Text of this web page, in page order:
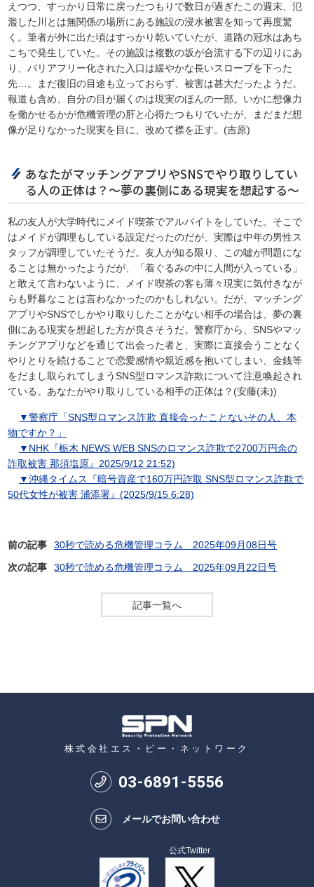
えつつ、すっかり日常に戻ったつもりで数日が過ぎたこの週末、氾
濫した川とは無関係の場所にある施設の浸水被害を知って再度驚
く。筆者が外に出た頃はすっかり乾いていたが、道路の冠水はあち
こちで発生していた。その施設は複数の坂が合流する下の辺りにあ
り、バリアフリー化された入口は緩やかな長いスロープを下った
先…。まだ復旧の目途も立っておらず、被害は甚大だったようだ。
報道も含め、自分の目が届くのは現実のほんの一部。いかに想像力
を働かせるかが危機管理の肝と心得たつもりでいたが、まだまだ想
像が足りなかった現実を目に、改めて襟を正す。(吉原)
あなたがマッチングアプリやSNSでやり取りしてい
る人の正体は？～夢の裏側にある現実を想起する～
私の友人が大学時代にメイド喫茶でアルバイトをしていた。そこで
はメイドが調理もしている設定だったのだが、実際は中年の男性ス
タッフが調理していたそうだ。友人が知る限り、この嘘が問題にな
ることは無かったようだが、「着ぐるみの中に人間が入っている」
と敢えて言わないように、メイド喫茶の客も薄々現実に気付きなが
らも野暮なことは言わなかったのかもしれない。だが、マッチング
アプリやSNSでしかやり取りしたことがない相手の場合は、夢の裏
側にある現実を想起した方が良さそうだ。警察庁から、SNSやマッ
チングアプリなどを通じて出会った者と、実際に直接会うことなく
やりとりを続けることで恋愛感情や親近感を抱いてしまい、金銭等
をだまし取られてしまうSNS型ロマンス詐欺について注意喚起され
ている。あなたがやり取りしている相手の正体は？(安藤(未))
▼警察庁「SNS型ロマンス詐欺 直接会ったことないその人、本
物ですか？」
▼NHK『栃木 NEWS WEB SNSのロマンス詐欺で2700万円余の
詐取被害 那須塩原』2025/9/12 21:52)
▼沖縄タイムス『暗号資産で160万円詐取 SNS型ロマンス詐欺で
50代女性が被害 浦添署』(2025/9/15 6:28)
前の記事
30秒で読める危機管理コラム 2025年09月08日号
次の記事
30秒で読める危機管理コラム 2025年09月22日号
記事一覧へ
株式会社エス・ピー・ネットワーク
03-6891-5556
メールでお問い合わせ
公式Twitter